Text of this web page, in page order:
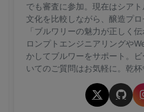
でも審査に参加。現在はシア
文化を比較しながら、醸造プロ
「ブルワリーの魅力が正しく
ロンプトエンジニアリングや
かしてブルワーをサポート。
いてのご質問はお気軽に。乾杯